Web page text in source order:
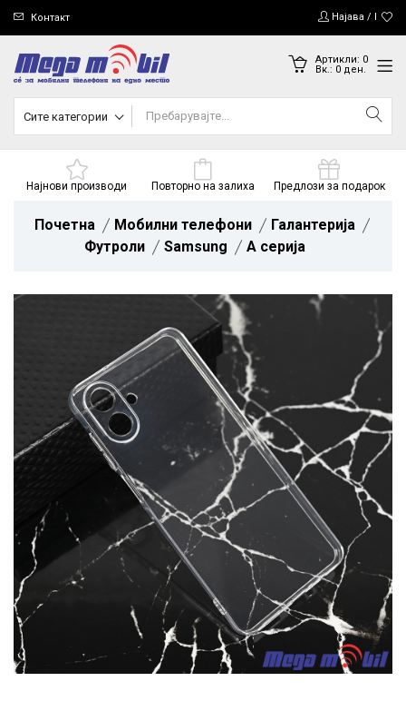
Контакт Најава /
Артикли: 0
Вк.: 0ден.
Сите категории
Најнови производи Повторно на залиха Предлози за подарок
Почетна Мобилни телефони
Галантерија
Футроли
Samsung A серија